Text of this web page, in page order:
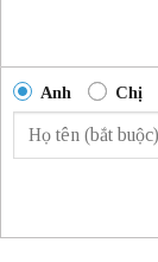
Anh Chị